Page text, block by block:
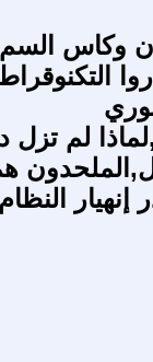
وكاس السم
,لماذا لم
إنهيار